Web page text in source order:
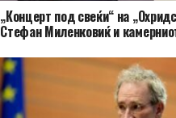
„Концерт под свеќи“ на
Стефан Миленковиќ и